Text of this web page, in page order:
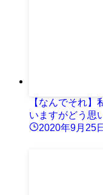
【なんでそれ
いますがどう思
2020年9月25日